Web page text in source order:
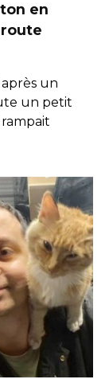
en
un
un petit